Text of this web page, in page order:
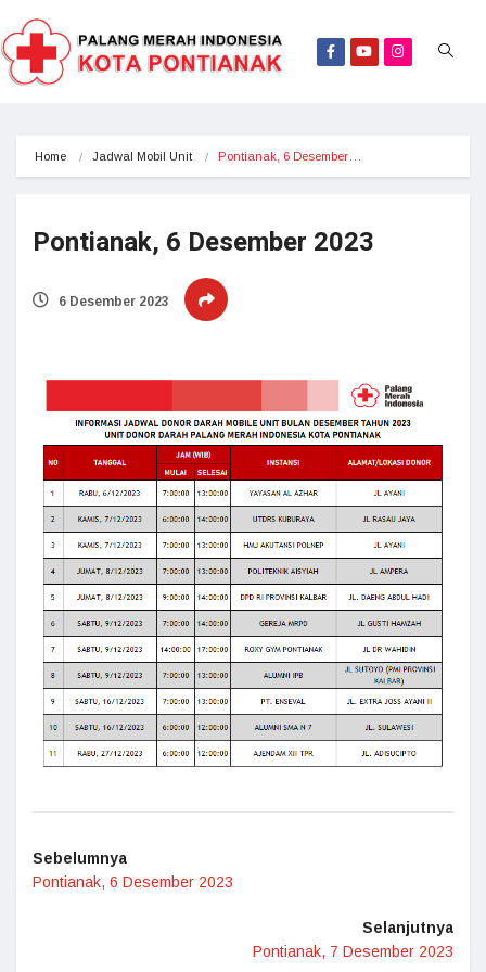
Home Jadwal Mobil Unit Pontianak, 6 Desember…
Pontianak, 6 Desember 2023
6 Desember 2023
Sebelumnya
Pontianak, 6 Desember 2023
Selanjutnya
Pontianak, 7 Desember 2023